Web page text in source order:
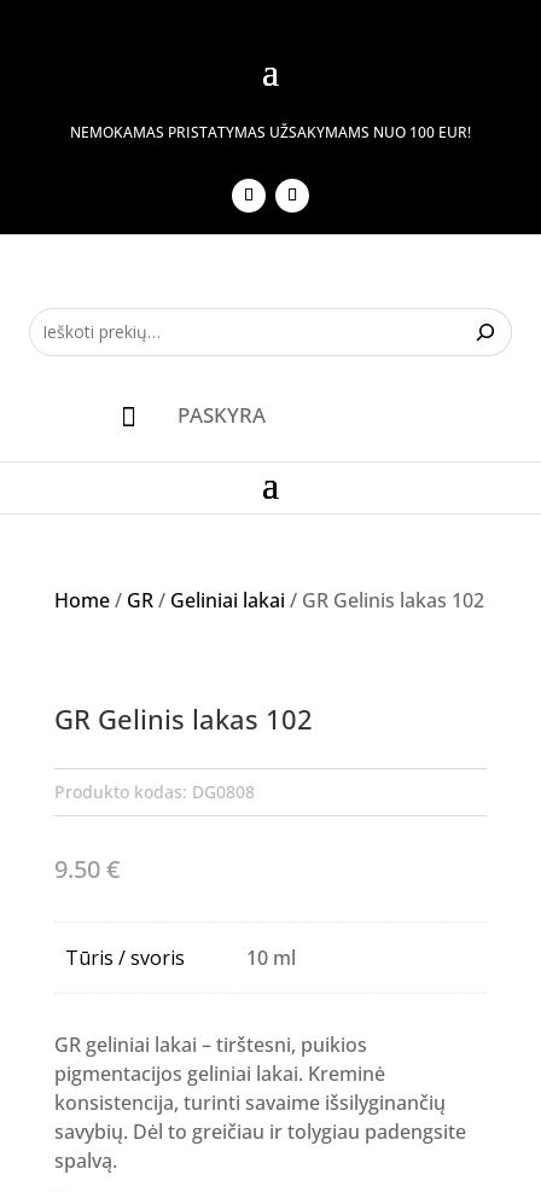
NEMOKAMAS PRISTATYMAS UŽSAKYMAMS NUO 100 EUR!
 PASKYRA
Home/ GR/ Geliniai lakai / GR Gelinis lakas 102
GR Gelinis lakas 102
Produkto kodas: DG0808
9.50€
Tūris / svoris 10 ml
GR geliniai lakai – tirštesni, puikios
pigmentacijos geliniai lakai. Kreminė
konsistencija, turinti savaime išsilyginančių
savybių. Dėl to greičiau ir tolygiau padengsite
spalvą.